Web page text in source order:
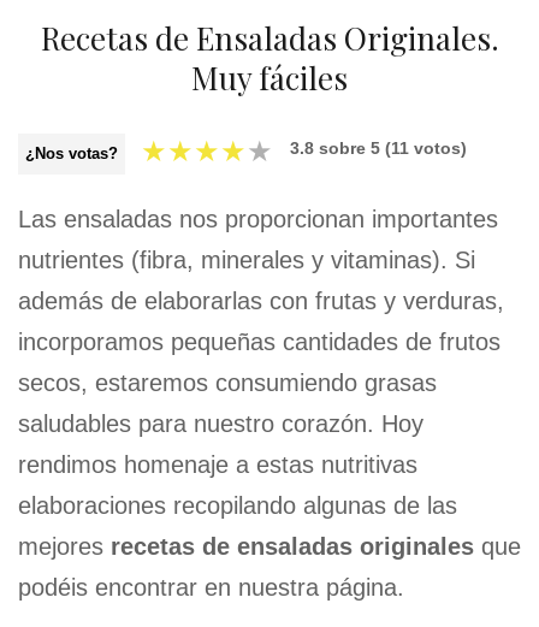
Recetas de Ensaladas Originales.
Muy fáciles
¿Nos votas? ★★★★★ 3.8 sobre 5 (11 votos)
Las ensaladas nos proporcionan importantes
nutrientes (fibra, minerales y vitaminas). Si
además de elaborarlas con frutas y verduras,
incorporamos pequeñas cantidades de frutos
secos, estaremos consumiendo grasas
saludables para nuestro corazón. Hoy
rendimos homenaje a estas nutritivas
elaboraciones recopilando algunas de las
mejores recetas de ensaladas originales que
podéis encontrar en nuestra página.